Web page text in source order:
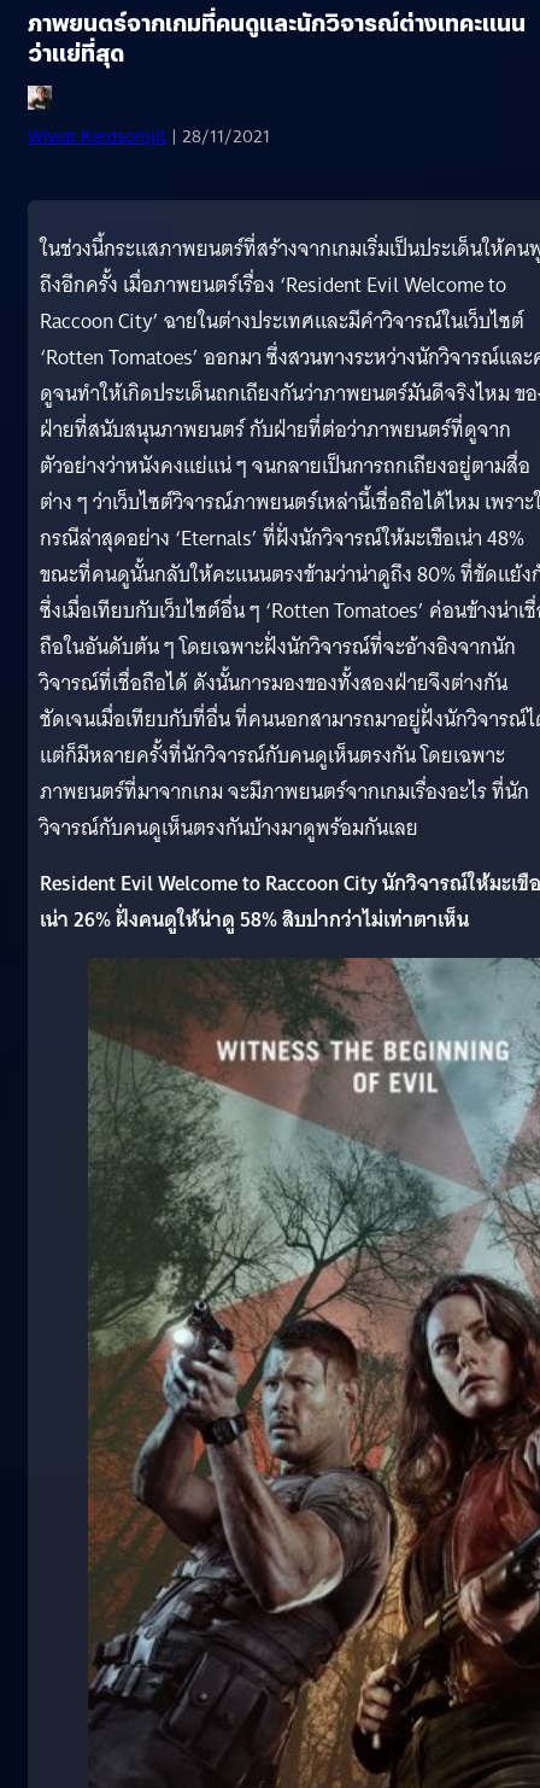
ภาพยนตร์จากเกมที่คนดูและนักวิจารณ์ต่างเทคะแนน
ว่าแย่ที่สุด
Wiwat Kerdsomjit | 28/11/2021
ในช่วงนี้กระแสภาพยนตร์ที่สร้างจากเกมเริ่มเป็นประเด็นให้ค
ถึงอีกครั้ง เมื่อภาพยนตร์เรื่อง ‘Resident Evil Welcome to
Raccoon City’ ฉายในต่างประเทศและมีคำวิจารณ์ในเว็บไซต์
‘Rotten Tomatoes’ ออกมา ซึ่งสวนทางระหว่างนักวิจารณ์แล
ดูจนทำให้เกิดประเด็นถกเถียงกันว่าภาพยนตร์มันดีจริงไหม ข
ฝ่ายที่สนับสนุนภาพยนตร์ กับฝ่ายที่ต่อว่าภาพยนตร์ที่ดูจาก
ตัวอย่างว่าหนังคงแย่แน่ ๆ จนกลายเป็นการถกเถียงอยู่ตามสื่อ
ต่าง ๆ ว่าเว็บไซต์วิจารณ์ภาพยนตร์เหล่านี้เชื่อถือได้ไหม เพราะ
กรณีล่าสุดอย่าง ‘Eternals’ ที่ฝั่งนักวิจารณ์ให้มะเขือเน่า 48%
ขณะที่คนดูนั้นกลับให้คะแนนตรงข้ามว่าน่าดูถึง 80% ที่ขัดแย้ง
ซึ่งเมื่อเทียบกับเว็บไซต์อื่น ๆ ‘Rotten Tomatoes’ ค่อนข้างน่าเ
ถือในอันดับต้น ๆ โดยเฉพาะฝั่งนักวิจารณ์ที่จะอ้างอิงจากนัก
วิจารณ์ที่เชื่อถือได้ ดังนั้นการมองของทั้งสองฝ่ายจึงต่างกัน
ชัดเจนเมื่อเทียบกับที่อื่น ที่คนนอกสามารถมาอยู่ฝั่งนักวิจารณ์
แต่ก็มีหลายครั้งที่นักวิจารณ์กับคนดูเห็นตรงกัน โดยเฉพาะ
ภาพยนตร์ที่มาจากเกม จะมีภาพยนตร์จากเกมเรื่องอะไร ที่นัก
วิจารณ์กับคนดูเห็นตรงกันบ้างมาดูพร้อมกันเลย
Resident Evil Welcome to Raccoon City นักวิจารณ์ให้มะเขือ
เน่า 26% ฝั่งคนดูให้น่าดู 58% สิบปากว่าไม่เท่าตาเห็น